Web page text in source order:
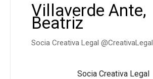
Villaverde Ante,
Beatriz
Socia Creativa Legal @CreativaLegal
Socia Creativa Legal